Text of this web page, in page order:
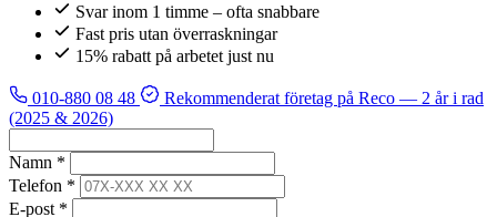
Svar inom 1 timme – ofta snabbare
Fast pris utan överraskningar
15% rabatt på arbetet just nu
010-880 08 48 Rekommenderat företag på Reco — 2 år i rad
(2025 & 2026)
Namn *
Telefon *
E-post *